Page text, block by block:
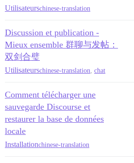
Utilisateurschinese-translation
Discussion et publication -
Mieux ensemble 群聊与发帖：
双剑合璧
Utilisateurschinese-translation chat
Comment télécharger une
sauvegarde Discourse et
restaurer la base de données
locale
Installationchinese-translation